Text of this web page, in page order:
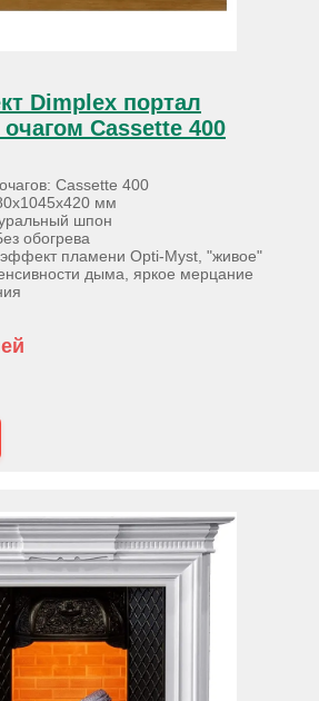
Dimplex портал
Cassette 400
Cassette 400
мм
шпон
обогрева
пламени Opti-Myst, "живое"
дыма, яркое мерцание